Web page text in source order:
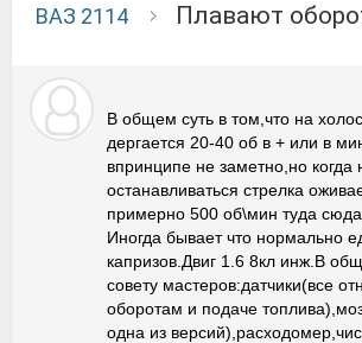
ВАЗ 2114 Плавают
В общем суть в том,что на
дергается 20-40 об в + или в
впринципе не заметно,но когда
останавливаться стрелка
примерно 500 об\мин туда
Иногда бывает что нормально
капризов.Двиг 1.6 8кл инж.В
совету мастеров:датчики(все
оборотам и подаче
одна из